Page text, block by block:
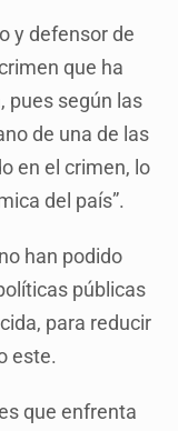
y defensor de
que ha
pues según las
de una de las
en el crimen, lo
del país”.
han podido
públicas
para reducir
este.
que enfrenta